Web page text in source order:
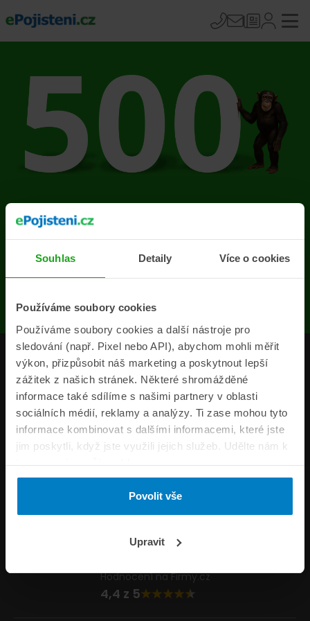
Souhlas Detaily Více o cookies
Používáme soubory cookies
Používáme soubory cookies a další nástroje pro
sledování (např. Pixel nebo API), abychom mohli měřit
výkon, přizpůsobit náš marketing a poskytnout lepší
zážitek z našich stránek. Některé shromážděné
informace také sdílíme s našimi partnery v oblasti
sociálních médií, reklamy a analýzy. Ti zase mohou tyto
informace kombinovat s dalšími informacemi, které jste
jim poskytli, když jste využili jejich služeb. Udělte nám k
tomu prosím svůj souhlas.
Povolit vše
Upravit
Na stránce se vyskytla
chyba
Produkty
Pojišťovny
Informace
ePojisteni.cz
Formuláře
Napište nám
Hodnocení na Firmy.cz
4,4 z 5